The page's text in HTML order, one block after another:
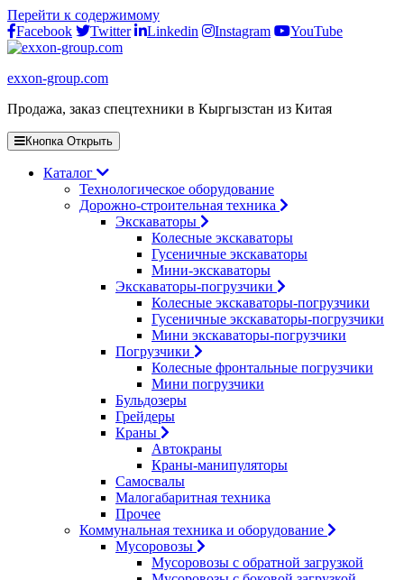
Перейти к содержимому
Facebook
Twitter Linkedin Instagram YouTube
exxon-group.com
Продажа, заказ спецтехники в Кыргызстан из Китая
Кнопка Открыть
Каталог
Технологическое оборудование
Дорожно-строительная техника
Экскаваторы
Колесные экскаваторы
Гусеничные экскаваторы
Мини-экскаваторы
Экскаваторы-погрузчики
Колесные экскаваторы-погрузчики
Гусеничные экскаваторы-погрузчики
Мини экскаваторы-погрузчики
Погрузчики
Колесные фронтальные погрузчики
Мини погрузчики
Бульдозеры
Грейдеры
Краны
Автокраны
Краны-манипуляторы
Самосвалы
Малогабаритная техника
Прочее
Коммунальная техника и оборудование
Мусоровозы
Мусоровозы с обратной загрузкой